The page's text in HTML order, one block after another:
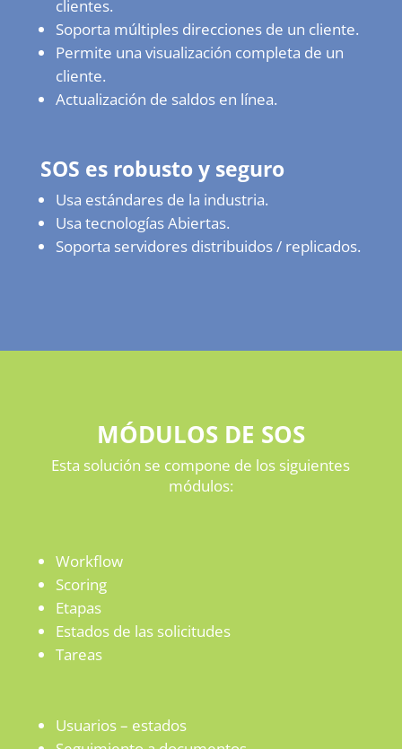
clientes.
Soporta múltiples direcciones de un cliente.
Permite una visualización completa de un
cliente.
Actualización de saldos en línea.
SOS es robusto y seguro
Usa estándares de la industria.
Usa tecnologías Abiertas.
Soporta servidores distribuidos / replicados.
MÓDULOS DE SOS
Esta solución se compone de los siguientes
módulos:
Workflow
Scoring
Etapas
Estados de las solicitudes
Tareas
Usuarios – estados